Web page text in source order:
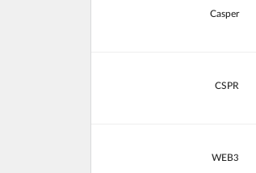
Casper
CSPR
WEB3